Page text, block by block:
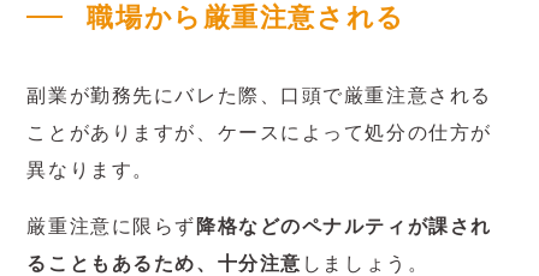
職場から厳重注意される
副業が勤務先にバレた際、口頭で厳重注意される
ことがありますが、ケースによって処分の仕方が
異なります。
厳重注意に限らず 降格などのペナルティが課され
ることもあるため、十分注意 しましょう。